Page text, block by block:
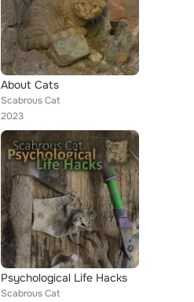
About Cats
Scabrous Cat
2023
Psychological Life Hacks
Scabrous Cat